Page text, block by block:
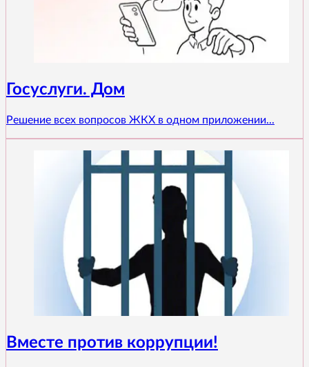
Госуслуги. Дом
Решение всех вопросов ЖКХ в одном приложении...
Вместе против коррупции!